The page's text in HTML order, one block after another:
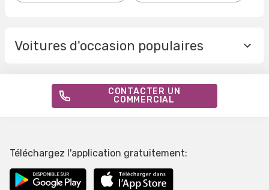
Voitures d'occasion populaires
CONTACTER UN
COMMERCIAL
Téléchargez l'application gratuitement: